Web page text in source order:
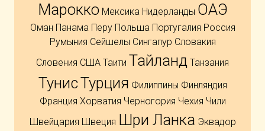
Марокко Мексика Нидерланды ОАЭ
Оман Панама Перу Польша Португалия Россия
Румыния Сейшелы Сингапур Словакия
Словения США Таити Тайланд Танзания
ТунисТурция Филиппины Финляндия
Франция Хорватия Черногория Чехия Чили
Швейцария Швеция Шри Ланка Эквадор